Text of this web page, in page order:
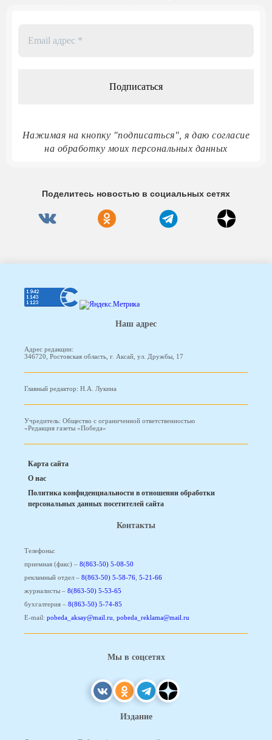
Нажимая на кнопку "подписаться", я даю согласие
на обработку моих персональных данных
Поделитесь новостью в социальных сетях
Наш адрес
Адрес редакции:
346720, Ростовская область, г. Аксай, ул. Дружбы, 17
Главный редактор: Н.А. Лукина
Учредитель: Общество с ограниченной ответственностью
«Редакция газеты «Победа»
Карта сайта
О нас
Политика конфиденциальности в отношении обработки
персональных данных посетителей сайта
Контакты
Телефоны:
приемная (факс) – 8(863-50) 5-08-50
рекламный отдел – 8(863-50) 5-58-76, 5-21-66
журналисты – 8(863-50) 5-53-65
бухгалтерия – 8(863-50) 5-74-85
E-mail: pobeda_aksay@mail.ru, pobeda_reklama@mail.ru
Мы в соцсетях
Издание